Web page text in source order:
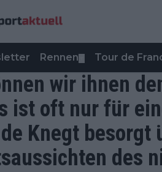
Rennen Tour de
wir ihnen
ist oft nur für
Knegt besorgt
des